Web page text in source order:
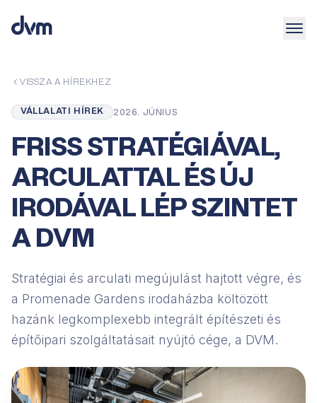
VISSZA A HÍREKHEZ
VÁLLALATI HÍREK 2026. JÚNIUS
FRISS STRATÉGIÁVAL,
ARCULATTAL ÉS ÚJ
IRODÁVAL LÉP SZINTET
A DVM
Stratégiai és arculati megújulást hajtott végre, és
a Promenade Gardens irodaházba költözött
hazánk legkomplexebb integrált építészeti és
építőipari szolgáltatásait nyújtó cége, a DVM.